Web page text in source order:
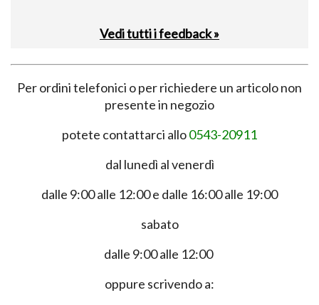
Vedi tutti i feedback »
Per ordini telefonici o per richiedere un articolo non
presente in negozio
potete contattarci allo0543-20911
dal lunedì al venerdì
dalle 9:00 alle 12:00 e dalle 16:00 alle 19:00
sabato
dalle 9:00 alle 12:00
oppure scrivendo a: